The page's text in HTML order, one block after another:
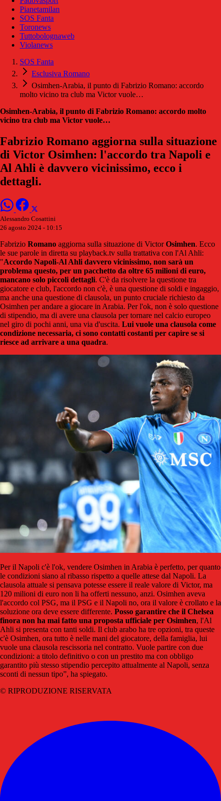
Pianetamilan
SOS Fanta
Toronews
Tuttobolognaweb
Violanews
SOS Fanta
Esclusiva Romano
Osimhen-Arabia, il punto di Fabrizio Romano: accordo
molto vicino tra club ma Victor vuole…
Osimhen-Arabia, il punto di Fabrizio Romano: accordo molto
vicino tra club ma Victor vuole…
Fabrizio Romano aggiorna sulla situazione
di Victor Osimhen: l'accordo tra Napoli e
Al Ahli è davvero vicinissimo, ecco i
dettagli.
Alessandro Cosattini
26 agosto 2024 - 10:15
Fabrizio Romano aggiorna sulla situazione di VictorOsimhen. Ecco
le sue parole in diretta su playback.tv sulla trattativa con l'Al Ahli:
"Accordo Napoli-Al Ahli davvero vicinissimo, non sarà un
problema questo, per un pacchetto da oltre 65 milioni di euro,
mancano solo piccoli dettagli. C'è da risolvere la questione tra
giocatore e club, l'accordo non c'è, è una questione di soldi e ingaggio,
ma anche una questione di clausola, un punto cruciale richiesto da
Osimhen per andare a giocare in Arabia. Per l'ok, non è solo questione
di stipendio, ma di avere una clausola per tornare nel calcio europeo
nel giro di pochi anni, una via d'uscita. Lui vuole una clausola come
condizione necessaria, ci sono contatti costanti per capire se si
riesce ad arrivare a una quadra.
Per il Napoli c'è l'ok, vendere Osimhen in Arabia è perfetto, per quanto
le condizioni siano al ribasso rispetto a quelle attese dal Napoli. La
clausola attuale si pensava potesse essere il reale valore di Victor, ma
120 milioni di euro non li ha offerti nessuno, anzi. Osimhen aveva
l'accordo col PSG, ma il PSG e il Napoli no, ora il valore è crollato e la
soluzione ora deve essere differente. Posso garantire che il Chelsea
finora non ha mai fatto una proposta ufficiale per Osimhen, l'Al
Ahli si presenta con tanti soldi. Il club arabo ha tre opzioni, tra queste
c'è Osimhen, ora tutto è nelle mani del giocatore, della famiglia, lui
vuole una clausola rescissoria nel contratto. Vuole partire con due
condizioni: a titolo definitivo o con un prestito ma con obbligo
garantito più stesso stipendio percepito attualmente al Napoli, senza
sconti di nessun tipo”, ha spiegato.
© RIPRODUZIONE RISERVATA